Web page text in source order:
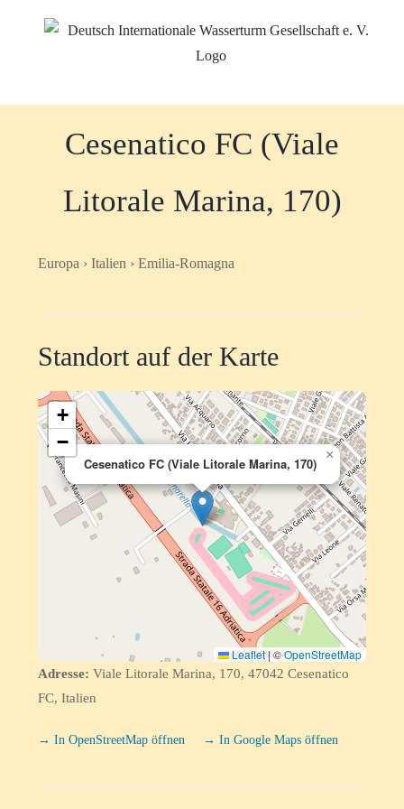
Cesenatico FC (Viale
Litorale Marina, 170)
Europa › Italien › Emilia-Romagna
Standort auf der Karte
Cesenatico FC (Viale Litorale Marina, 170)
×
+
−
Leaflet|©OpenStreetMap
Adresse: Viale Litorale Marina, 170, 47042 Cesenatico
FC, Italien
→ In OpenStreetMap öffnen → In Google Maps öffnen